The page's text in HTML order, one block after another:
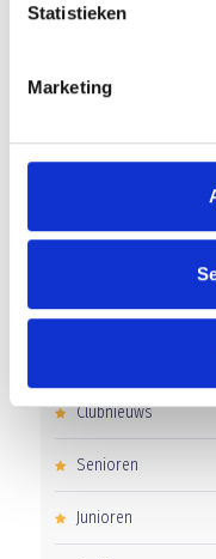
Statistieken
Marketing‘Méér kansen voor
Overwinning op
Gelijkspel in eerste
Clubnieuws
Senioren
Junioren